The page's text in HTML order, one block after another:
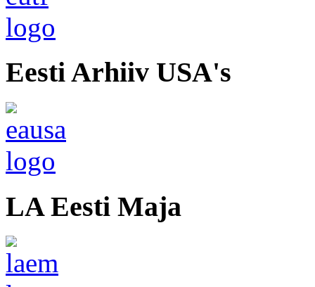
Eesti Arhiiv USA's
LA Eesti Maja